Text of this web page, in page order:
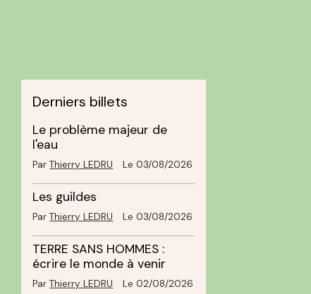
Derniers billets
Le problème majeur de
l'eau
ParThierry LEDRU Le 03/08/2026
Les guildes
ParThierry LEDRU Le 03/08/2026
TERRE SANS HOMMES :
écrire le monde à venir
ParThierry LEDRU Le 02/08/2026